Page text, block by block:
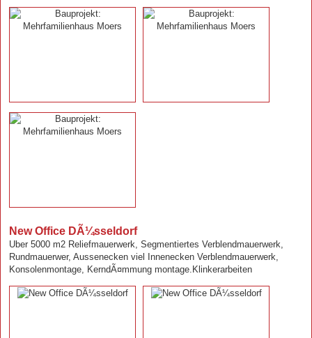
New Office DÃ¼sseldorf
Uber 5000 m2 Reliefmauerwerk, Segmentiertes Verblendmauerwerk,
Rundmauerwer, Aussenecken viel Innenecken Verblendmauerwerk,
Konsolenmontage, KerndÃ¤mmung montage.Klinkerarbeiten